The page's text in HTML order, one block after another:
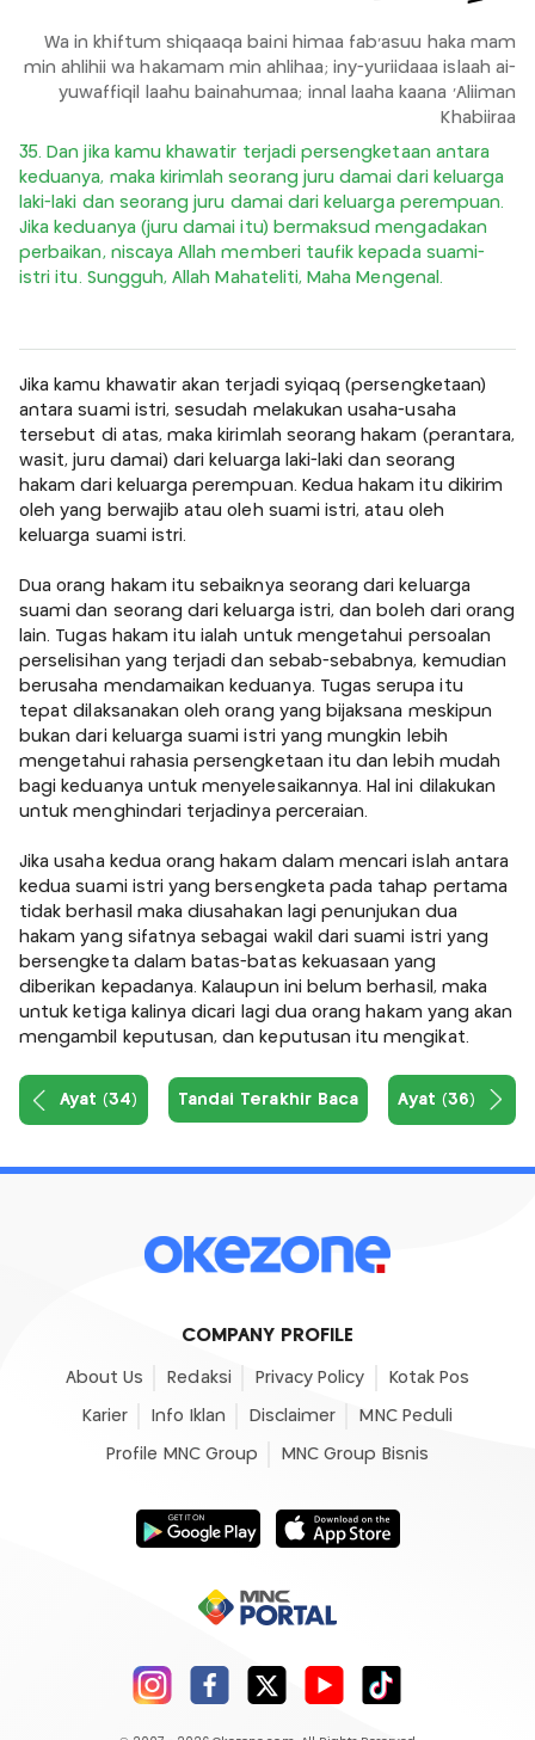
Wa in khiftum shiqaaqa baini himaa fab'asuu haka mam
min ahlihii wa hakamam min ahlihaa; iny-yuriidaaa islaah ai-
yuwaffiqil laahu bainahumaa; innal laaha kaana 'Aliiman
Khabiiraa
35. Dan jika kamu khawatir terjadi persengketaan antara
keduanya, maka kirimlah seorang juru damai dari keluarga
laki-laki dan seorang juru damai dari keluarga perempuan.
Jika keduanya (juru damai itu) bermaksud mengadakan
perbaikan, niscaya Allah memberi taufik kepada suami-
istri itu. Sungguh, Allah Mahateliti, Maha Mengenal.
Jika kamu khawatir akan terjadi syiqaq (persengketaan)
antara suami istri, sesudah melakukan usaha-usaha
tersebut di atas, maka kirimlah seorang hakam (perantara,
wasit, juru damai) dari keluarga laki-laki dan seorang
hakam dari keluarga perempuan. Kedua hakam itu dikirim
oleh yang berwajib atau oleh suami istri, atau oleh
keluarga suami istri.
Dua orang hakam itu sebaiknya seorang dari keluarga
suami dan seorang dari keluarga istri, dan boleh dari orang
lain. Tugas hakam itu ialah untuk mengetahui persoalan
perselisihan yang terjadi dan sebab-sebabnya, kemudian
berusaha mendamaikan keduanya. Tugas serupa itu
tepat dilaksanakan oleh orang yang bijaksana meskipun
bukan dari keluarga suami istri yang mungkin lebih
mengetahui rahasia persengketaan itu dan lebih mudah
bagi keduanya untuk menyelesaikannya. Hal ini dilakukan
untuk menghindari terjadinya perceraian.
Jika usaha kedua orang hakam dalam mencari islah antara
kedua suami istri yang bersengketa pada tahap pertama
tidak berhasil maka diusahakan lagi penunjukan dua
hakam yang sifatnya sebagai wakil dari suami istri yang
bersengketa dalam batas-batas kekuasaan yang
diberikan kepadanya. Kalaupun ini belum berhasil, maka
untuk ketiga kalinya dicari lagi dua orang hakam yang akan
mengambil keputusan, dan keputusan itu mengikat.
Ayat (34) Tandai Terakhir Baca Ayat (36)
COMPANY PROFILE
About Us Redaksi Privacy Policy Kotak Pos
Karier Info Iklan Disclaimer MNC Peduli
Profile MNC Group MNC Group Bisnis